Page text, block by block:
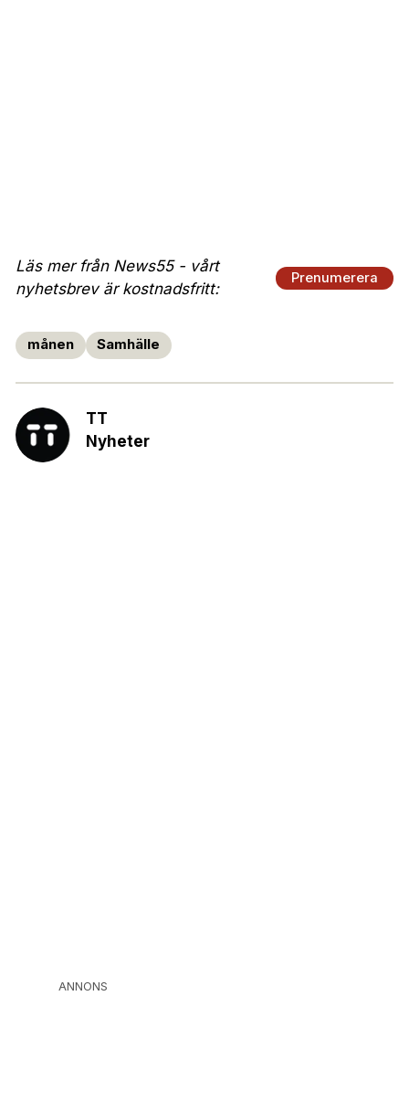
Läs mer från News55 - vårt
nyhetsbrev är kostnadsfritt:
Prenumerera
månen Samhälle
TT
Nyheter
ANNONS